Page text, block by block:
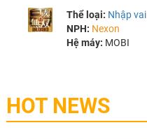
Thể loại: Nhập vai
NPH: Nexon
Hệ máy: MOBI
HOT NEWS